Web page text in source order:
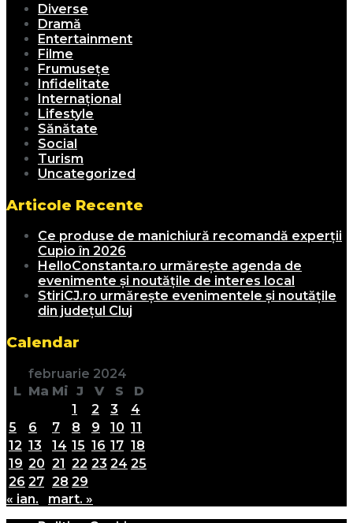
Diverse
Dramă
Entertainment
Filme
Frumusețe
Infidelitate
Internațional
Lifestyle
Sănătate
Social
Turism
Uncategorized
Articole Recente
Ce produse de manichiură recomandă experții
Cupio în 2026
HelloConstanta.ro urmărește agenda de
evenimente și noutățile de interes local
StiriCJ.ro urmărește evenimentele și noutățile
din județul Cluj
Calendar
februarie 2024
L Ma Mi J V S
D
1
2 3
4
5
6 7 8 9 10 11
12 13 14 15 16 17 18
19 20 21 22 23 24 25
26 27 28 29
« ian.
mart. »